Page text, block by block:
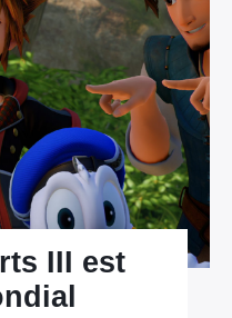
III est